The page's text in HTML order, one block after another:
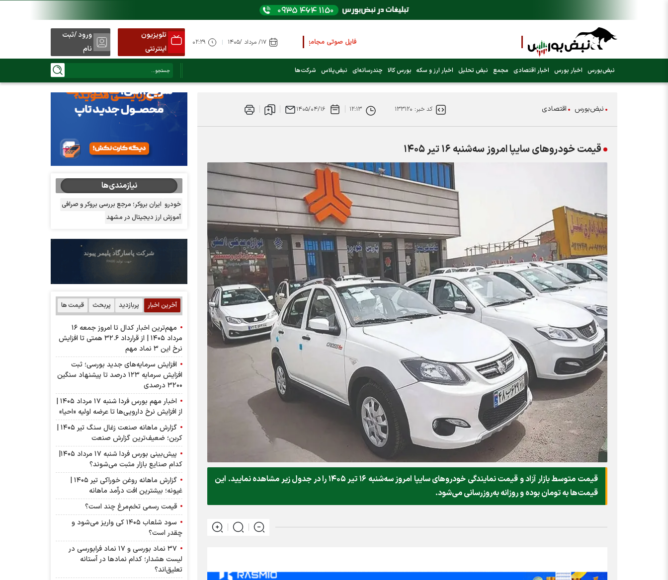
فایل صوتی مجامع و کنفرانس هارا از اینجا گوش کنید
عرضه اولیه بعدی کدام نماد است؟ (کلیک کنید)
تلویزیون
اینترنتی
ورود /ثبت
نام
نبض‌بورس اخبار بورس اخبار اقتصادی مجمع نبض تحلیل اخبار ارز و سکه بورس کالا چندرسانه‌ای نبض‌پلاس شرکت‌ها
نبض‌بورس اقتصادی کد خبر: ۱۳۳۱۲۰ ۱۲:۱۳ ۱۴۰۵/۰۴/۱۶
قیمت خودرو‌های سایپا امروز سه‌شنبه ۱۶ تیر ۱۴۰۵
قیمت متوسط بازار آزاد و قیمت نمایندگی خودرو‌های سایپا امروز سه‌شنبه ۱۶ تیر ۱۴۰۵ را در جدول زیر مشاهده نمایید. این
قیمت‌ها به تومان بوده و روزانه به‌روز‌رسانی می‌شود.
نیازمندی‌ها
خودرو ایران بروکر؛ مرجع بررسی بروکر و صرافی
آموزش ارز دیجیتال در مشهد
آخرین اخبار پربازدید پربحث قیمت ها
مهم‌ترین اخبار کدال تا امروز جمعه ۱۶
مرداد ۱۴۰۵ | از قرارداد ۳۲.۶ همتی تا افزایش
نرخ این ۳ نماد مهم
افزایش سرمایه‌های جدید بورسی؛ ثبت
افزایش سرمایه ۱۲۳ درصد تا پیشنهاد‌ سنگین
۳۲۰۰ درصدی
اخبار مهم بورس فردا شنبه ۱۷ مرداد ۱۴۰۵ |
از افزایش نرخ دارویی‌ها تا عرضه اولیه «احیا»
گزارش ماهانه صنعت زغال سنگ تیر ۱۴۰۵ |
کربن؛ ضعیف‌ترین گزارش صنعت
پیش‌بینی بورس فردا شنبه ۱۷ مرداد ۱۴۰۵|
کدام صنایع بازار مثبت می‌شوند؟
گزارش ماهانه روغن خوراکی تیر ۱۴۰۵ |
غپونه؛ بیشترین افت درآمد ماهانه
قیمت رسمی تخم‌مرغ چند است؟
سود شلعاب ۱۴۰۵ کی واریز می‌شود و
چقدر است؟
۳۷ نماد بورسی و ۱۷ نماد فرابورسی در
لیست هشدار؛ کدام نماد‌ها در آستانه
تعلیق‌اند؟